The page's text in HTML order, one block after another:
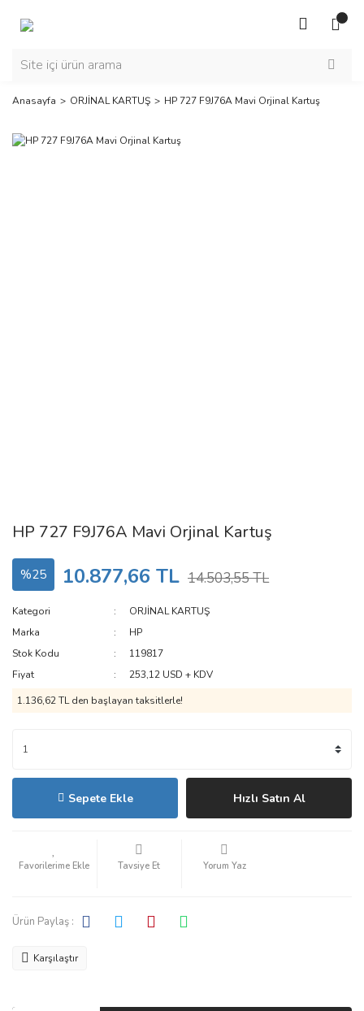
Anasayfa ORJİNAL KARTUŞ HP 727 F9J76A Mavi Orjinal Kartuş
HP 727 F9J76A Mavi Orjinal Kartuş
%25 10.877,66 TL 14.503,55 TL
Kategori
ORJİNAL KARTUŞ
Marka
HP
Stok Kodu
119817
Fiyat
253,12 USD + KDV
1.136,62 TL den başlayan taksitlerle!
Sepete Ekle Hızlı Satın Al
Tavsiye Et Yorum Yaz
Ürün Paylaş :
Karşılaştır